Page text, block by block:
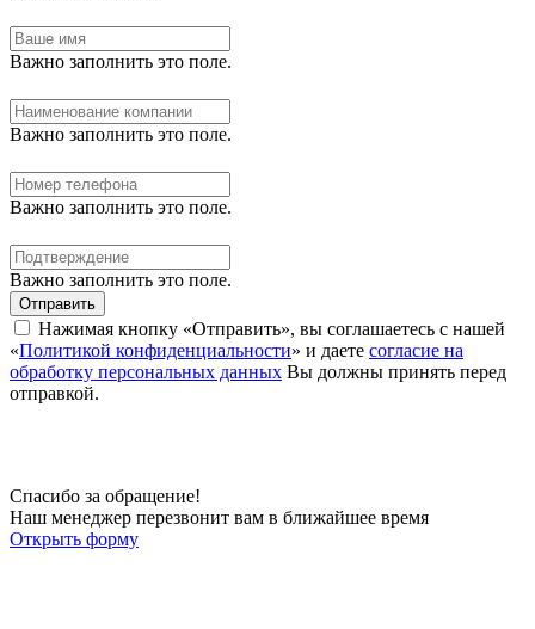
Важно заполнить это поле.
Важно заполнить это поле.
Важно заполнить это поле.
Важно заполнить это поле.
Отправить
Нажимая кнопку «Отправить», вы соглашаетесь с нашей
«Политикой конфиденциальности» и даете согласие на
обработку персональных данных Вы должны принять перед
отправкой.
Спасибо за обращение!
Наш менеджер перезвонит вам в ближайшее время
Открыть форму